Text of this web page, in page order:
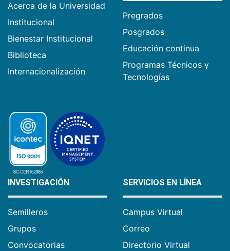
Acerca de la Universidad
Institucional
Bienestar Institucional
Biblioteca
Internacionalización
Pregrados
Posgrados
Educación continua
Programas Técnicos y
Tecnologías
INVESTIGACIÓN
Semilleros
Grupos
Convocatorias
SERVICIOS EN LÍNEA
Campus Virtual
Correo
Directorio Virtual